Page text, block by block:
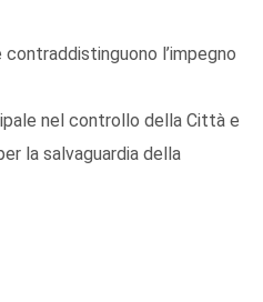
l’impegno
nel controllo della Città e
la salvaguardia della